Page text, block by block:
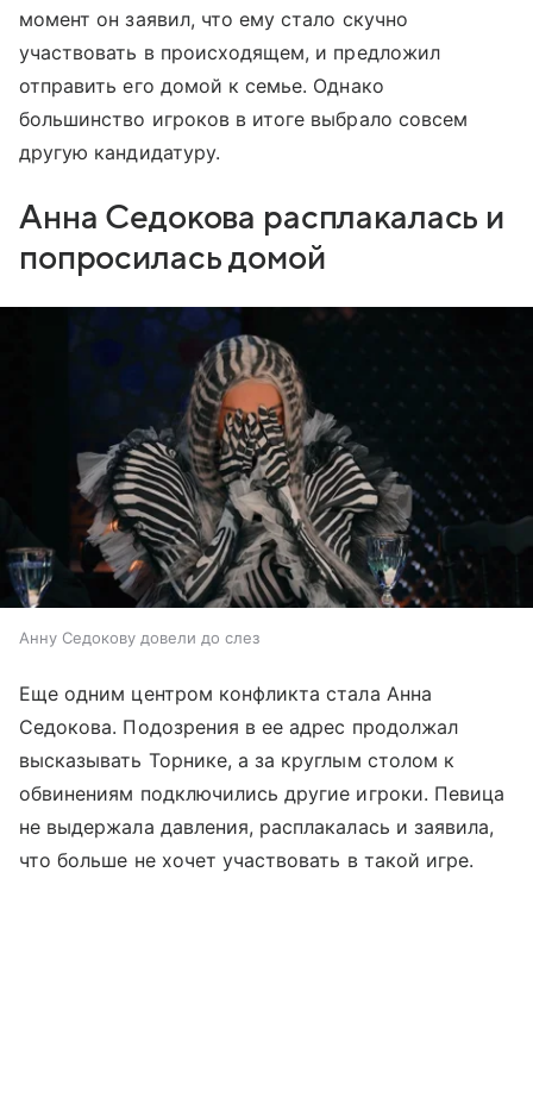
момент он заявил, что ему стало скучно
участвовать в происходящем, и предложил
отправить его домой к семье. Однако
большинство игроков в итоге выбрало совсем
другую кандидатуру.
Анна Седокова расплакалась и
попросилась домой
Анну Седокову довели до слез
Еще одним центром конфликта стала Анна
Седокова. Подозрения в ее адрес продолжал
высказывать Торнике, а за круглым столом к
обвинениям подключились другие игроки. Певица
не выдержала давления, расплакалась и заявила,
что больше не хочет участвовать в такой игре.